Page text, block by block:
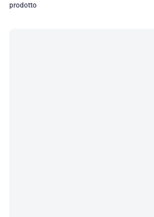
specializzati offrono soluzioni pratiche
prodotto